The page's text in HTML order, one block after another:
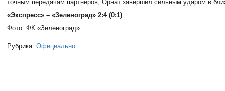
точным передачам партнеров, Орнат завершил сильным ударом в
«Экспресс» – «Зеленоград» 2:4 (0:1).
Фото: ФК «Зеленоград»
Рубрика: Официально